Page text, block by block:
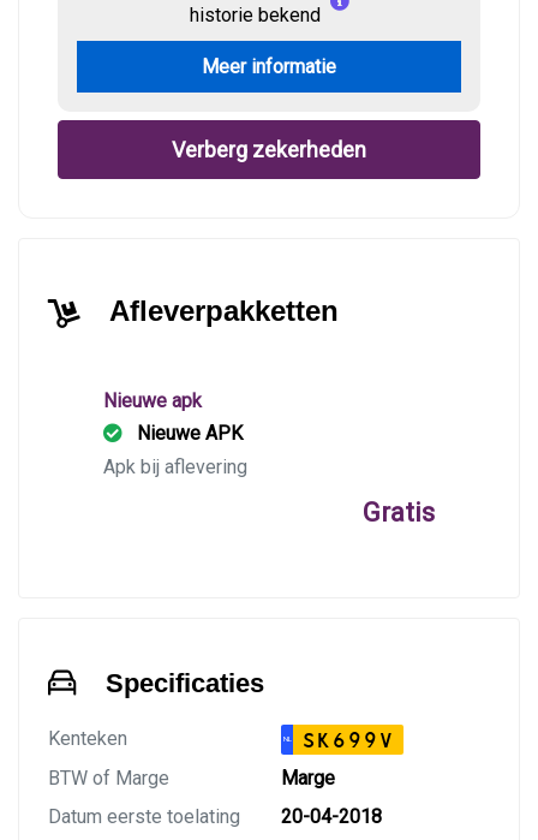
historie bekend
Meer informatie
Verberg zekerheden
Afleverpakketten
Nieuwe apk
Nieuwe APK
Apk bij aflevering
Gratis
Specificaties
Kenteken NL SK699V
BTW of Marge
Marge
Datum eerste toelating
20-04-2018